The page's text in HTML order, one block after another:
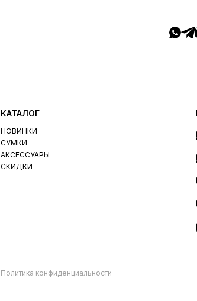
КАТАЛОГ
НОВИНКИ
СУМКИ
АКСЕССУАРЫ
СКИДКИ
Политика конфиденциальности